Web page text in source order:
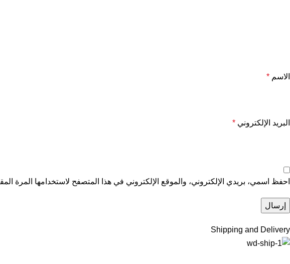
الاسم *
البريد الإلكتروني *
احفظ اسمي، بريدي الإلكتروني، والموقع الإلكتروني في هذا المتصفح لاستخدامها المرة
Shipping and Delivery